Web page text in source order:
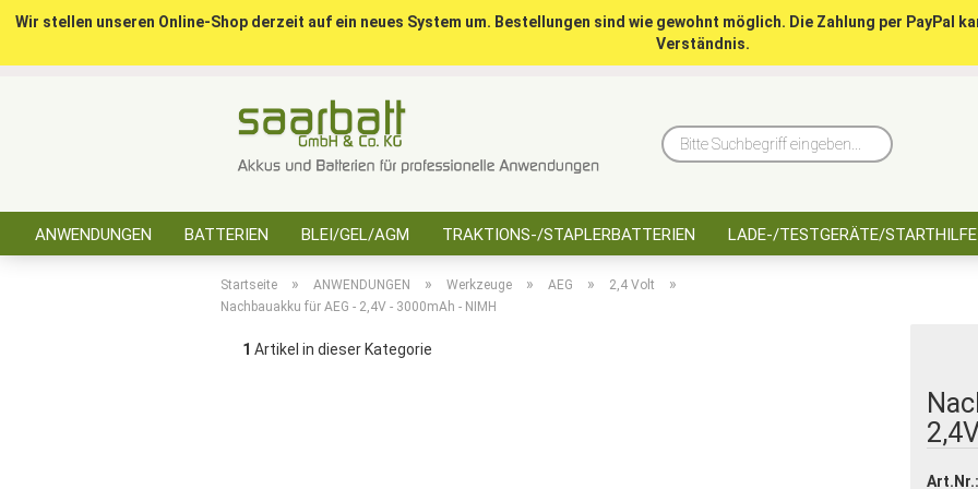
Bitte
Wir stellen unseren Online-Shop derzeit auf ein neues System um. Bestellungen sind wie gewohnt möglich. Die Zahlung per PayPal
Verständnis.
ANWENDUNGEN BATTERIEN BLEI/GEL/AGM TRAKTIONS-/STAPLERBATTERIEN LADE-/TESTGERÄTE/STARTHILFE
Startseite » ANWENDUNGEN » Werkzeuge » AEG » 2,4 Volt »
Nachbauakku für AEG - 2,4V - 3000mAh - NIMH
1 Artikel in dieser Kategorie
Art.Nr.: